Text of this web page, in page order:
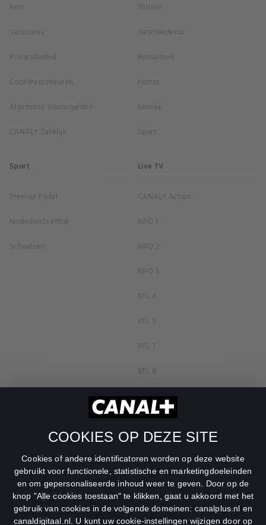
COOKIES OP DEZE SITE
Cookies of andere identificatoren worden op deze website
gebruikt voor functionele, statistische en marketingdoeleinden
en om gepersonaliseerde inhoud weer te geven. Door op de
knop "Alle cookies toestaan" te klikken, gaat u akkoord met het
gebruik van cookies in de volgende domeinen: canalplus.nl en
canaldigitaal.nl. U kunt uw cookie-instellingen wijzigen door op
Pers
Vacatures
Privacybeleid
Cookievoorkeuren
Algemene Voorwaarden
CANAL+ Zakelijk
Thriller
Geschiedenis
Romantiek
Horror
Familie
Sport
Sport
Premier Padel
Nederlands elftal
Schaatsen
Live TV
CANAL+ Action
NPO 1
NPO 2
NPO 3
RTL 4
RTL 5
RTL 7
RTL 8
RTL Z
SBS6
Veronica
DreamWorks Channel